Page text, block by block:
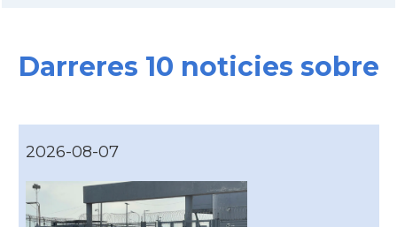
Darreres 10 noticies sobre
2026-08-07